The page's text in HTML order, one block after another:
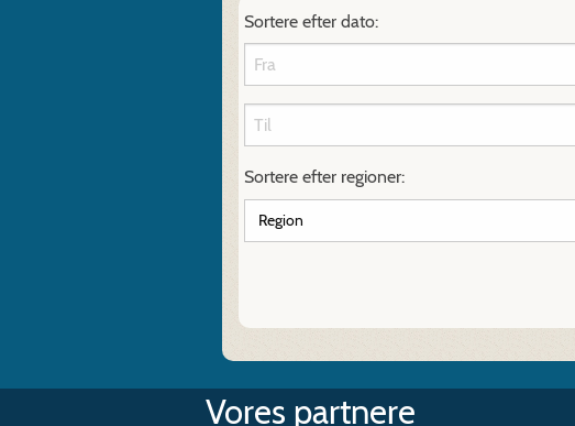
Sortere efter dato:
Sortere efter regioner:
Vores partnere